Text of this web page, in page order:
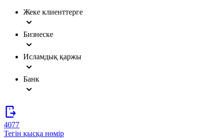
Жеке клиенттерге
Бизнеске
Исламдық қаржы
Банк
4077
Тегін қысқа нөмір